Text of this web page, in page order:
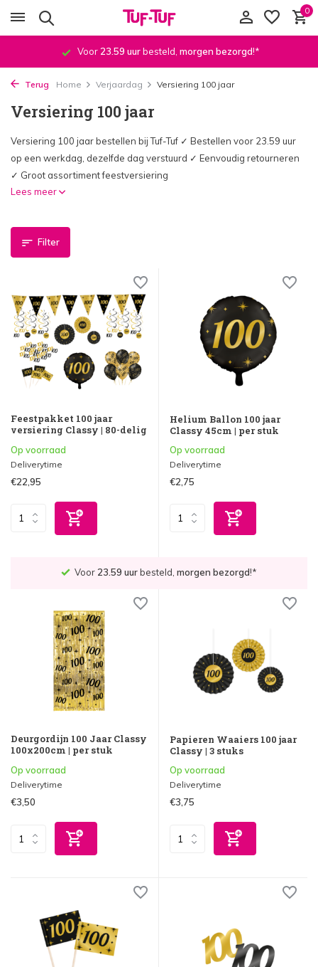
0
Voor23.59 uurbesteld, morgen bezorgd!*
Terug Home Verjaardag Versiering 100 jaar
Versiering 100 jaar
Versiering 100 jaar bestellen bij Tuf-Tuf ✓ Bestellen voor 23.59 uur
op een werkdag, dezelfde dag verstuurd ✓ Eenvoudig retourneren
✓ Groot assortiment feestversiering
Lees meer
Filter
Feestpakket 100 jaar
versiering Classy | 80-delig
Op voorraad
Deliverytime
€22,95
Helium Ballon 100 jaar
Classy 45cm | per stuk
Op voorraad
Deliverytime
€2,75
Voor 23.59 uurbesteld,morgen bezorgd!*
Deurgordijn 100 Jaar Classy
100x200cm | per stuk
Op voorraad
Deliverytime
€3,50
Papieren Waaiers 100 jaar
Classy | 3 stuks
Op voorraad
Deliverytime
€3,75